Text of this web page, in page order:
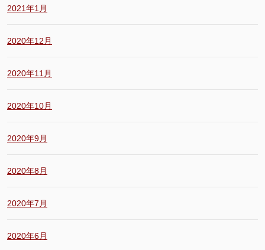
2021年1月
2020年12月
2020年11月
2020年10月
2020年9月
2020年8月
2020年7月
2020年6月